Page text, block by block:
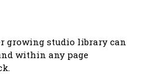
growing studio library can
within any page